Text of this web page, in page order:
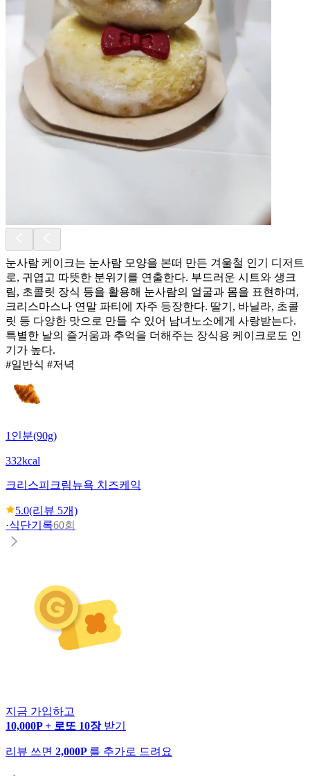
눈사람 케이크는 눈사람 모양을 본떠 만든 겨울철 인기 디저트
로, 귀엽고 따뜻한 분위기를 연출한다. 부드러운 시트와 생크
림, 초콜릿 장식 등을 활용해 눈사람의 얼굴과 몸을 표현하며,
크리스마스나 연말 파티에 자주 등장한다. 딸기, 바닐라, 초콜
릿 등 다양한 맛으로 만들 수 있어 남녀노소에게 사랑받는다.
특별한 날의 즐거움과 추억을 더해주는 장식용 케이크로도 인
기가 높다.
#일반식 #저녁
1인분(90g)
332kcal
크리스피크림뉴욕 치즈케익
5.0(리뷰 5개)
·식단기록60회
지금 가입하고
10,000P + 로또 10장 받기
리뷰 쓰면 2,000P 를 추가로 드려요